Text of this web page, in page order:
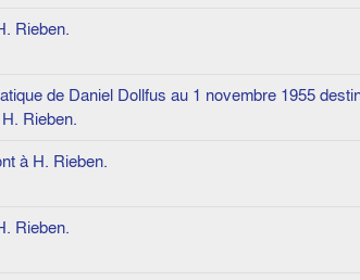
Rieben.
de Daniel Dollfus au 1 novembre 1955
Rieben.
à H. Rieben.
Rieben.